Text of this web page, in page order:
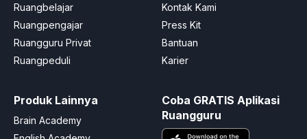
Ruangbelajar
Ruangpengajar
Ruangguru Privat
Ruangpeduli
Kontak Kami
Press Kit
Bantuan
Karier
Produk Lainnya
Brain Academy
Coba GRATIS Aplikasi
Ruangguru